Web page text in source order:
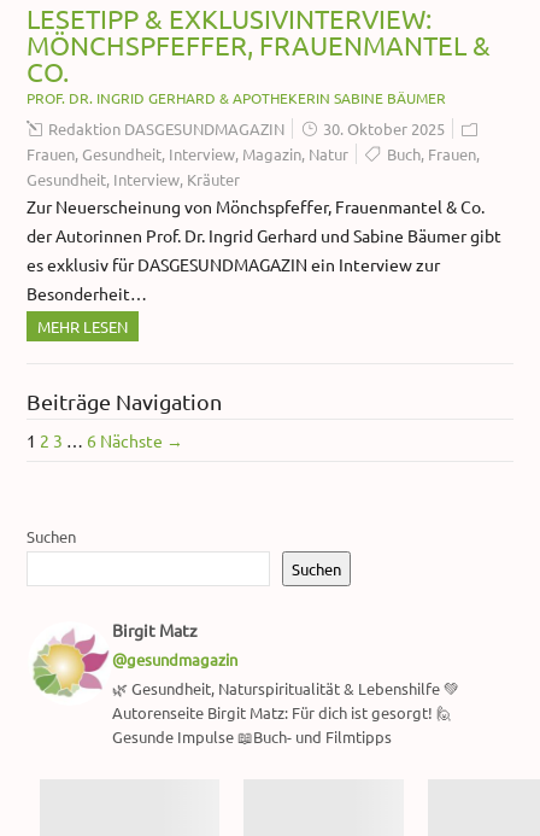
LESETIPP & EXKLUSIVINTERVIEW:
MÖNCHSPFEFFER, FRAUENMANTEL &
CO.
PROF. DR. INGRID GERHARD & APOTHEKERIN SABINE BÄUMER
Redaktion DASGESUNDMAGAZIN
30. Oktober 2025
Frauen,Gesundheit, Interview, Magazin, Natur Buch, Frauen,
Gesundheit, Interview, Kräuter
Zur Neuerscheinung von Mönchspfeffer, Frauenmantel & Co.
der Autorinnen Prof. Dr. Ingrid Gerhard und Sabine Bäumer gibt
es exklusiv für DASGESUNDMAGAZIN ein Interview zur
Besonderheit…
MEHR LESEN
Beiträge Navigation
1 2 3 … 6 Nächste →
Suchen
Suchen
Birgit Matz
@gesundmagazin
🌿 Gesundheit, Naturspiritualität & Lebenshilfe 💚
Autorenseite Birgit Matz: Für dich ist gesorgt! 🙋
Gesunde Impulse 📖Buch- und Filmtipps